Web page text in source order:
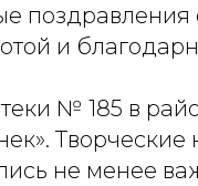
поздравления
и
№ 185 в
не менее